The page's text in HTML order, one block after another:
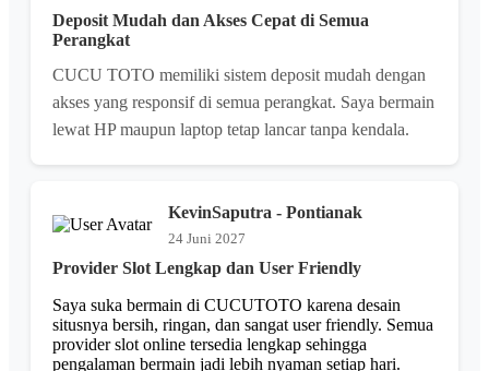
Deposit Mudah dan Akses Cepat di Semua
Perangkat
CUCU TOTO memiliki sistem deposit mudah dengan
akses yang responsif di semua perangkat. Saya bermain
lewat HP maupun laptop tetap lancar tanpa kendala.
KevinSaputra - Pontianak
24 Juni 2027
Provider Slot Lengkap dan User Friendly
Saya suka bermain di CUCUTOTO karena desain
situsnya bersih, ringan, dan sangat user friendly. Semua
provider slot online tersedia lengkap sehingga
pengalaman bermain jadi lebih nyaman setiap hari.